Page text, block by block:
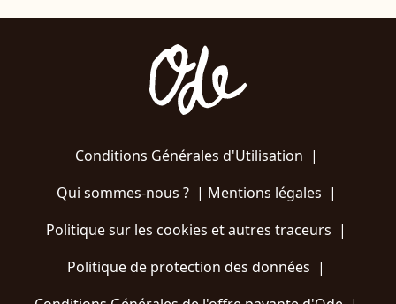
Conditions Générales d'Utilisation |
Qui sommes-nous ?| Mentions légales |
Politique sur les cookies et autres traceurs |
Politique de protection des données |